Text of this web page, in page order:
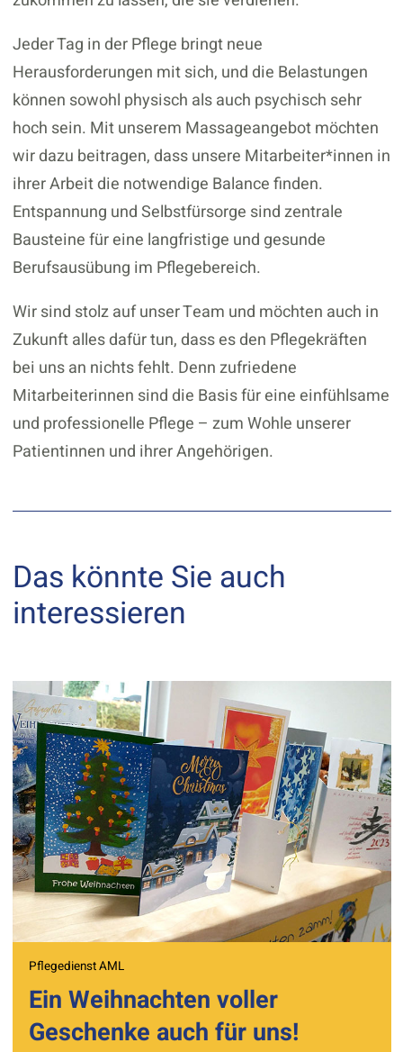
Jeder Tag in der Pflege bringt neue
Herausforderungen mit sich, und die Belastungen
können sowohl physisch als auch psychisch sehr
hoch sein. Mit unserem Massageangebot möchten
wir dazu beitragen, dass unsere Mitarbeiter*innen in
ihrer Arbeit die notwendige Balance finden.
Entspannung und Selbstfürsorge sind zentrale
Bausteine für eine langfristige und gesunde
Berufsausübung im Pflegebereich.
Wir sind stolz auf unser Team und möchten auch in
Zukunft alles dafür tun, dass es den Pflegekräften
bei uns an nichts fehlt. Denn zufriedene
Mitarbeiterinnen sind die Basis für eine einfühlsame
und professionelle Pflege – zum Wohle unserer
Patientinnen und ihrer Angehörigen.
Das könnte Sie auch
interessieren
Pflegedienst AML
Ein Weihnachten voller
Geschenke auch für uns!